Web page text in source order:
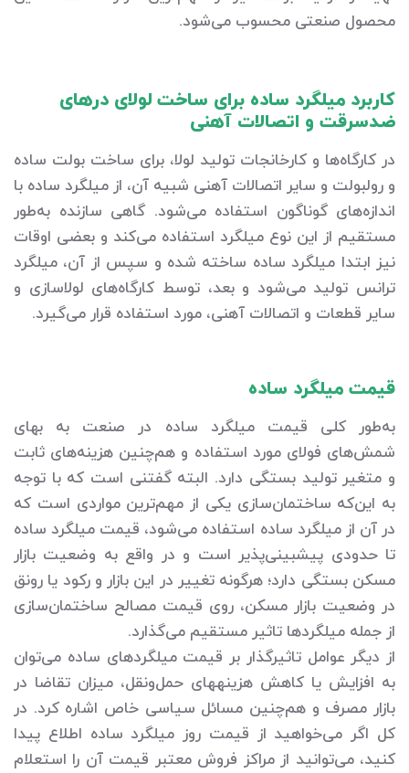
محصول صنعتی محسوب می‌شود.
کاربرد میلگرد ساده برای ساخت لولای درهای
ضدسرقت و اتصالات آهنی
در کارگاه‌ها و کارخانجات تولید لولا، برای ساخت بولت ساده
و رولبولت و سایر اتصالات آهنی شبیه آن، از میلگرد ساده با
اندازه‌های گوناگون استفاده می‌شود. گاهی سازنده به‌طور
مستقیم از این نوع میلگرد استفاده می‌کند و بعضی اوقات
نیز ابتدا میلگرد ساده ساخته شده و سپس از آن، میلگرد
ترانس تولید می‌شود و بعد، توسط کارگاه‌های لولاسازی و
سایر قطعات و اتصالات آهنی، مورد استفاده قرار می‌گیرد.
قیمت میلگرد ساده
به‌طور کلی قیمت میلگرد ساده در صنعت به بهای
شمش‌های فولای مورد استفاده و هم‌چنین هزینه‌های ثابت
و متغیر تولید بستگی دارد. البته گفتنی است که با توجه
به این‌که ساختمان‌سازی یکی از مهم‌ترین مواردی است که
در آن از میلگرد ساده استفاده می‌شود، قیمت میلگرد ساده
تا حدودی پیش‎بینی‌پذیر است و در واقع به وضعیت بازار
مسکن بستگی دارد؛ هرگونه تغییر در این بازار و رکود یا رونق
در وضعیت بازار مسکن، روی قیمت مصالح ساختمان‌سازی
از جمله میلگردها تاثیر مستقیم می‌گذارد.
از دیگر عوامل تاثیرگذار بر قیمت میلگردهای ساده می‌توان
به افزایش یا کاهش هزینه‎های حمل‌ونقل، میزان تقاضا در
بازار مصرف و هم‌چنین مسائل سیاسی خاص اشاره کرد. در
کل اگر می‌خواهید از قیمت روز میلگرد ساده اطلاع پیدا
کنید، می‌توانید از مراکز فروش معتبر قیمت آن را استعلام